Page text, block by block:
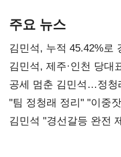
주요 뉴스
김민석, 누적 45.42%
0.86%p(2보)
김민석, 제주·인천 당대
공세 멈춘 김민석…정청
"팀 정청래 정리" "이중
다툼 격화
김민석 "경선갈등 완전